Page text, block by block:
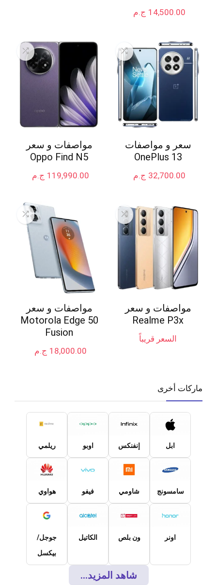
ج.م 14,500.00
سعر و مواصفات
OnePlus 13
ج.م 32,700.00
مواصفات و سعر
Oppo Find N5
ج.م 119,990.00
مواصفات و سعر
Realme P3x
السعر قريباً
مواصفات و سعر
Motorola Edge 50
Fusion
ج.م 18,000.00
ماركات أخرى
ابل إنفنكس اوبو ريلمي
سامسونج شاومي فيفو هواوي
اونر ون بلص الكاتيل
جوجل/
بيكسل
شاهد المزيد...